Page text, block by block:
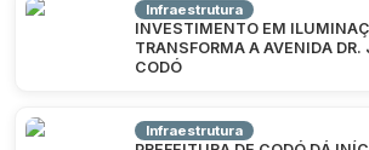
Infraestrutura
INVESTIMENTO EM
TRANSFORMA A AVENIDA
CODÓ
Infraestrutura